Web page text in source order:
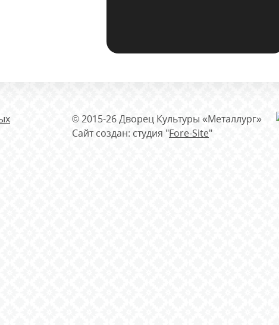
© 2015-26 Дворец Культуры «Металлург»
Сайт создан: студия "Fore-Site"